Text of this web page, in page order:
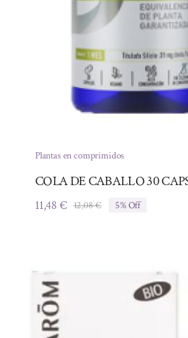
Plantas en comprimidos
COLA DE CABALLO 30
12,08€El
11,48 €
El
5% Off